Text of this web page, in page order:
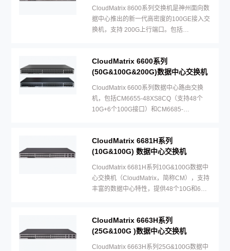
CloudMatrix 8600系列交换机是神州面向数
据中心推出的新一代高密度的100GE接入交
换机，支持 200G上行端口。包括
CloudMatrix 6600系列
(50G&100G&200G)数据中心交换机
CloudMatrix 6600系列数据中心路由交换
机，包括CM6655-48XS8CQ（支持48个
10G+6个100G接口）和CM6685-
CloudMatrix 6681H系列
(10G&100G) 数据中心交换机
CloudMatrix 6681H系列10G&100G数据中
心交换机（CloudMatrix，简称CM），支持
丰富的数据中心特性，提供48个10G和6个
CloudMatrix 6663H系列
(25G&100G )数据中心交换机
CloudMatrix 6663H系列25G&100G数据中